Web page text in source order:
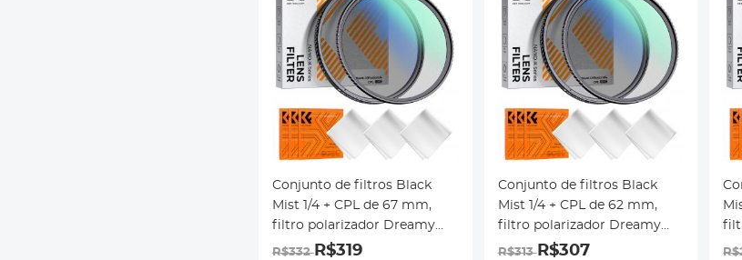
Conjunto de filtros Black
Mist 1/4 + CPL de 67 mm,
filtro polarizador Dreamy
Cinematic Effect Mist CPL, 18
R$332R$319
Conjunto de filtros Black
Mist 1/4 + CPL de 62 mm,
filtro polarizador Dreamy
Cinematic Effect Mist CPL, 18
R$313R$307